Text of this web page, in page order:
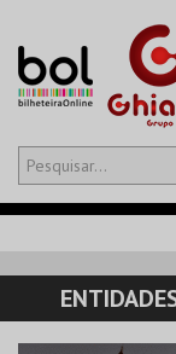
Olá,iniciar
CARRINHO
EVENTOS